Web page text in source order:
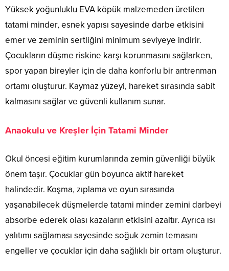
Yüksek yoğunluklu EVA köpük malzemeden üretilen
tatami minder, esnek yapısı sayesinde darbe etkisini
emer ve zeminin sertliğini minimum seviyeye indirir.
Çocukların düşme riskine karşı korunmasını sağlarken,
spor yapan bireyler için de daha konforlu bir antrenman
ortamı oluşturur. Kaymaz yüzeyi, hareket sırasında sabit
kalmasını sağlar ve güvenli kullanım sunar.
Anaokulu ve Kreşler İçin Tatami Minder
Okul öncesi eğitim kurumlarında zemin güvenliği büyük
önem taşır. Çocuklar gün boyunca aktif hareket
halindedir. Koşma, zıplama ve oyun sırasında
yaşanabilecek düşmelerde tatami minder zemini darbeyi
absorbe ederek olası kazaların etkisini azaltır. Ayrıca ısı
yalıtımı sağlaması sayesinde soğuk zemin temasını
engeller ve çocuklar için daha sağlıklı bir ortam oluşturur.